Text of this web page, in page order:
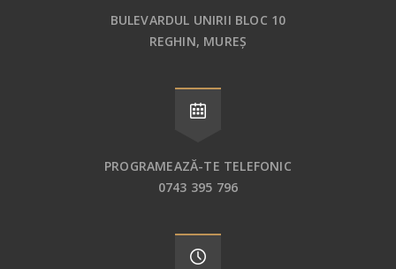
BULEVARDUL UNIRII BLOC 10
REGHIN, MUREȘ
PROGRAMEAZĂ-TE TELEFONIC
0743 395 796